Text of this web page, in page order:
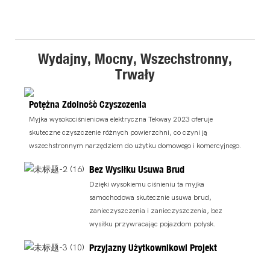
Wydajny, Mocny, Wszechstronny,
Trwały
Potężna Zdolność Czyszczenia
Myjka wysokociśnieniowa elektryczna Tekway 2023 oferuje
skuteczne czyszczenie różnych powierzchni, co czyni ją
wszechstronnym narzędziem do użytku domowego i komercyjnego.
Bez Wysiłku Usuwa Brud
Dzięki wysokiemu ciśnieniu ta myjka
samochodowa skutecznie usuwa brud,
zanieczyszczenia i zanieczyszczenia, bez
wysiłku przywracając pojazdom połysk.
Przyjazny Użytkownikowi Projekt